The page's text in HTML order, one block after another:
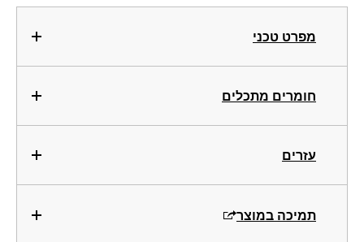
מפרט טכני
חומרים מתכלים
עזרים
תמיכה במוצר